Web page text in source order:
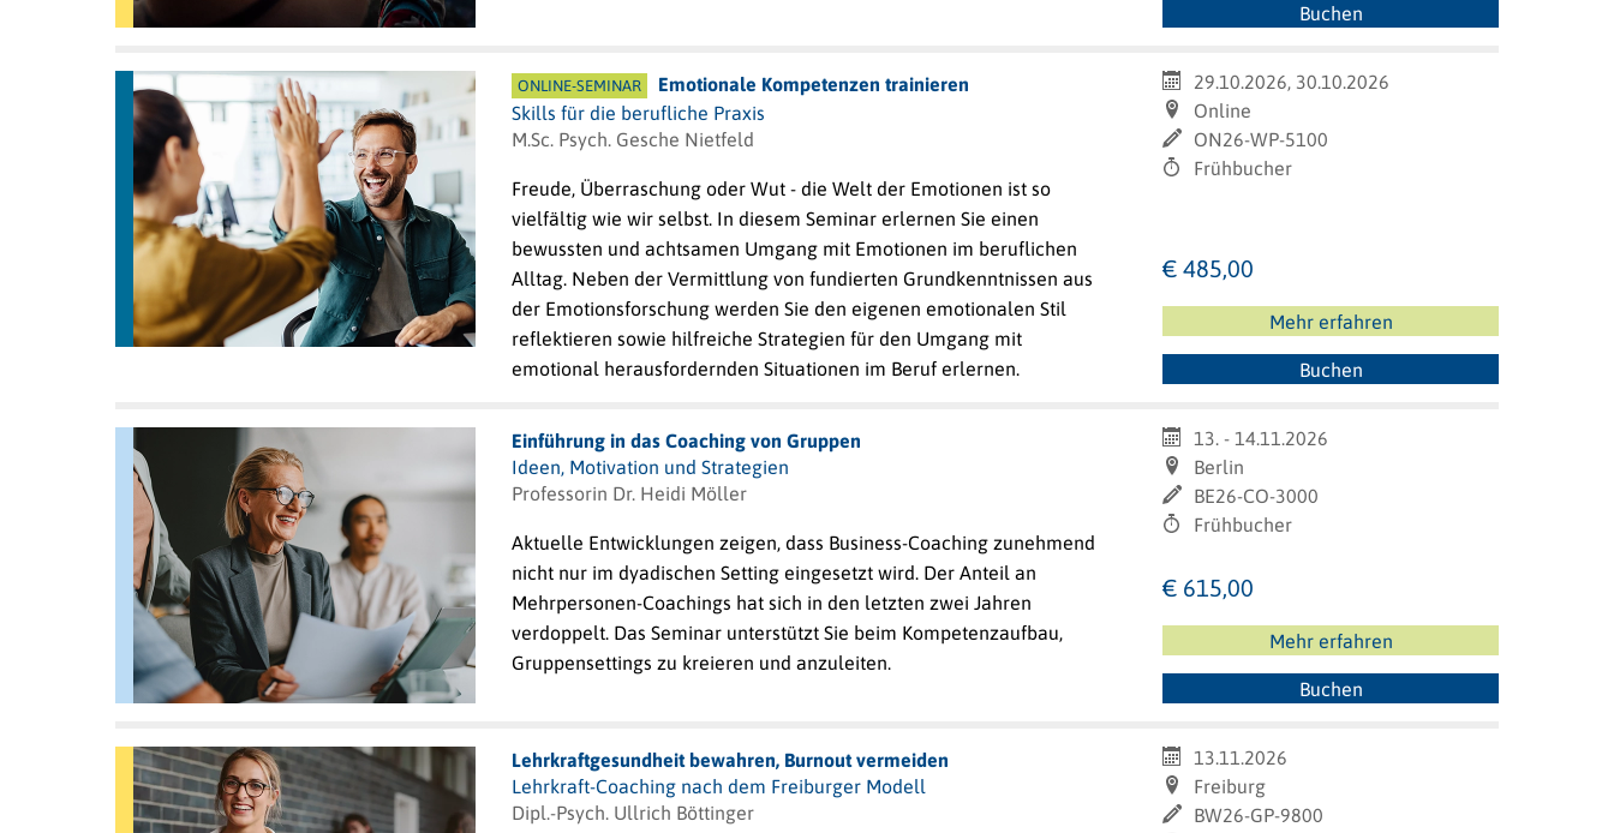
Buchen
ONLINE-SEMINAR
Emotionale Kompetenzen trainieren
Skills für die berufliche Praxis
M.Sc. Psych. Gesche Nietfeld
Freude, Überraschung oder Wut - die Welt der Emotionen ist so
vielfältig wie wir selbst. In diesem Seminar erlernen Sie einen
bewussten und achtsamen Umgang mit Emotionen im beruflichen
Alltag. Neben der Vermittlung von fundierten Grundkenntnissen aus
der Emotionsforschung werden Sie den eigenen emotionalen Stil
reflektieren sowie hilfreiche Strategien für den Umgang mit
emotional herausfordernden Situationen im Beruf erlernen.
29.10.2026, 30.10.2026
Online
ON26-WP-5100
Frühbucher
€ 485,00
Mehr erfahren
Buchen
Einführung in das Coaching von Gruppen
Ideen, Motivation und Strategien
Professorin Dr. Heidi Möller
Aktuelle Entwicklungen zeigen, dass Business-Coaching zunehmend
nicht nur im dyadischen Setting eingesetzt wird. Der Anteil an
Mehrpersonen-Coachings hat sich in den letzten zwei Jahren
verdoppelt. Das Seminar unterstützt Sie beim Kompetenzaufbau,
Gruppensettings zu kreieren und anzuleiten.
13. - 14.11.2026
Berlin
BE26-CO-3000
Frühbucher
€ 615,00
Mehr erfahren
Buchen
Lehrkraftgesundheit bewahren, Burnout vermeiden
Lehrkraft-Coaching nach dem Freiburger Modell
Dipl.-Psych. Ullrich Böttinger
13.11.2026
Freiburg
BW26-GP-9800